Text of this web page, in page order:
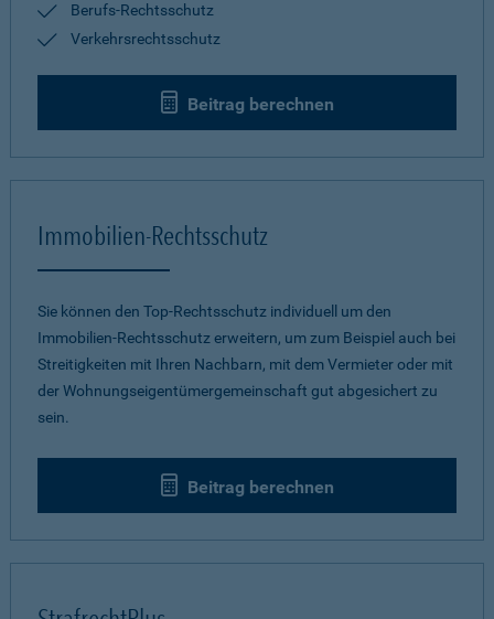
Berufs-Rechtsschutz
Verkehrsrechtsschutz
Beitrag berechnen
Immobilien-Rechtsschutz
Sie können den Top-Rechtsschutz individuell um den
Immobilien-Rechtsschutz erweitern, um zum Beispiel auch bei
Streitigkeiten mit Ihren Nachbarn, mit dem Vermieter oder mit
der Wohnungseigentümergemeinschaft gut abgesichert zu
sein.
Beitrag berechnen